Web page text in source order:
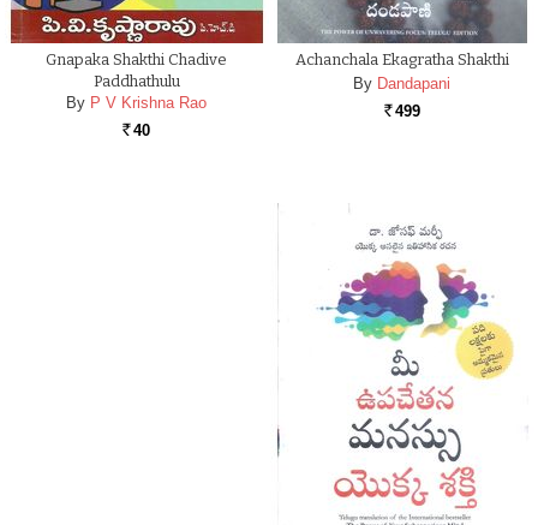
Gnapaka Shakthi Chadive
Paddhathulu
By P V Krishna Rao
Rs. 40
Achanchala Ekagratha Shakthi
By Dandapani
Rs. 499